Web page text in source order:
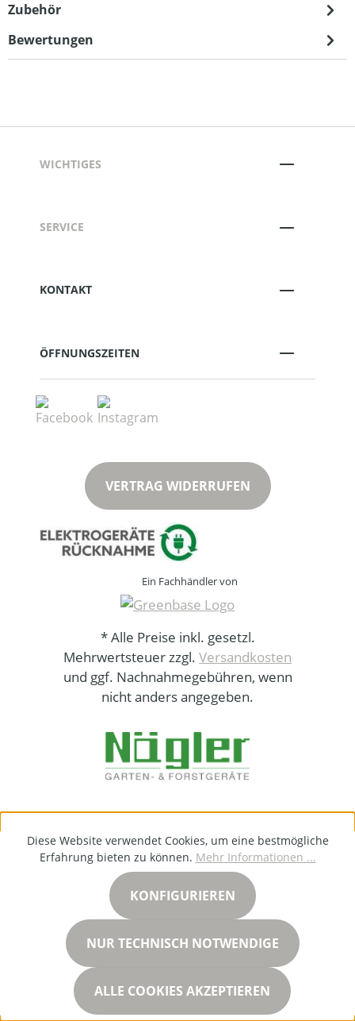
Zubehör
Bewertungen
WICHTIGES
SERVICE
KONTAKT
ÖFFNUNGSZEITEN
VERTRAG WIDERRUFEN
Ein Fachhändler von
* Alle Preise inkl. gesetzl.
Mehrwertsteuer zzgl. Versandkosten
und ggf. Nachnahmegebühren, wenn
nicht anders angegeben.
Diese Website verwendet Cookies, um eine bestmögliche
Erfahrung bieten zu können. Mehr Informationen ...
NUR TECHNISCH NOTWENDIGE
KONFIGURIEREN
ALLE COOKIES AKZEPTIEREN